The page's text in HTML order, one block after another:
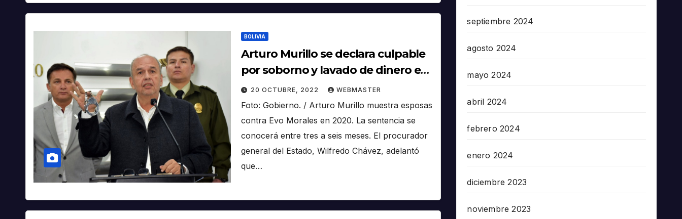
BOLIVIA
Arturo Murillo se declara culpable
por soborno y lavado de dinero en
EEUU
20 OCTUBRE, 2022 WEBMASTER
Foto: Gobierno. / Arturo Murillo muestra esposas
contra Evo Morales en 2020. La sentencia se
conocerá entre tres a seis meses. El procurador
general del Estado, Wilfredo Chávez, adelantó
que…
septiembre 2024
agosto 2024
mayo 2024
abril 2024
febrero 2024
enero 2024
diciembre 2023
noviembre 2023